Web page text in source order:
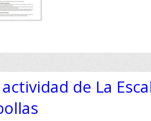
de La